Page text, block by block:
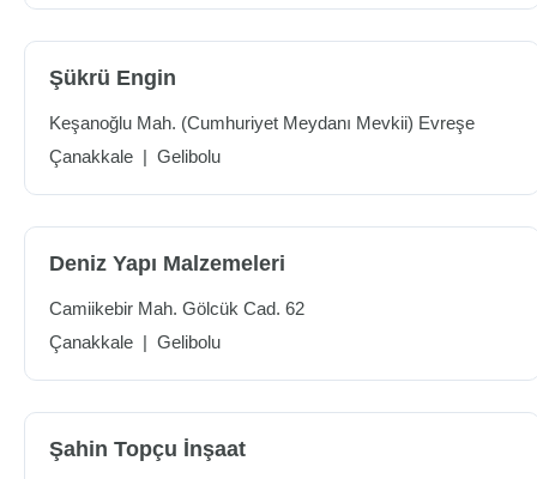
Şükrü Engin
Keşanoğlu Mah. (Cumhuriyet Meydanı Mevkii) Evreşe
Çanakkale | Gelibolu
Deniz Yapı Malzemeleri
Camiikebir Mah. Gölcük Cad. 62
Çanakkale | Gelibolu
Şahin Topçu İnşaat